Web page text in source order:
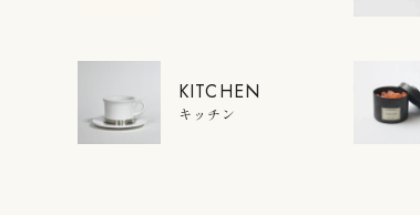
KITCHEN
キッチン